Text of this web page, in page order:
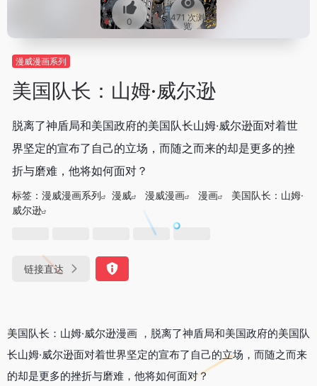
0
471 次浏
览
漫威漫画系列
美国队长：山姆·威尔逊
脱离了神盾局和美国政府的美国队长山姆·威尔逊面对着世
界坚定的宣布了自己的立场，而随之而来的却是更多的挫
折与磨难，他将如何面对？
标签： 漫威漫画系列 漫威 漫威漫画 漫画
美国队长：山姆·
威尔逊
链接直达
美国队长：山姆·威尔逊漫画 ，脱离了神盾局和美国政府的美国队
长山姆·威尔逊面对着世界坚定的宣布了自己的立场，而随之而来
的却是更多的挫折与磨难，他将如何面对？